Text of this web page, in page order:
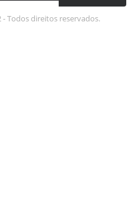
Todos direitos reservados.